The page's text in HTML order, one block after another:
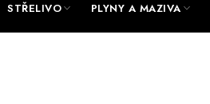
STŘELIVO PLYNY A MAZIVA